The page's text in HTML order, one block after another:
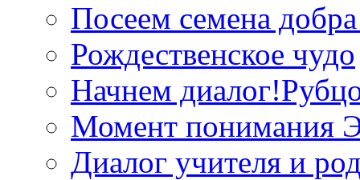
Посеем семена
Рождественское чудо
Начнем
Момент понимания
Диалог учителя и